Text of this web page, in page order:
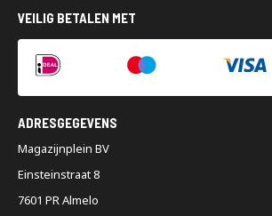
VEILIG BETALEN MET
ADRESGEGEVENS
Magazijnplein BV
Einsteinstraat 8
7601 PR Almelo